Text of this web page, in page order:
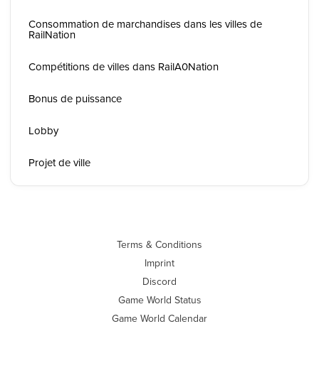
Consommation de marchandises dans les villes de
RailNation
Compétitions de villes dans RailA0Nation
Bonus de puissance
Lobby
Projet de ville
Terms & Conditions
Imprint
Discord
Game World Status
Game World Calendar